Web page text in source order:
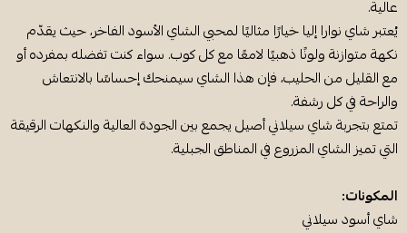
عالية.
يُعتبر شاي نوارا إليا خيارًا مثاليًا لمحبي الشاي الأسود الفاخر، حيث يقدّم
نكهة متوازنة ولونًا ذهبيًا لامعًا مع كل كوب. سواء كنت تفضله بمفرده أو
مع القليل من الحليب، فإن هذا الشاي سيمنحك إحساسًا بالانتعاش
والراحة في كل رشفة.
تمتع بتجربة شاي سيلاني أصيل يجمع بين الجودة العالية والنكهات الرقيقة
التي تميز الشاي المزروع في المناطق الجبلية.
المكونات:
شاي أسود سيلاني